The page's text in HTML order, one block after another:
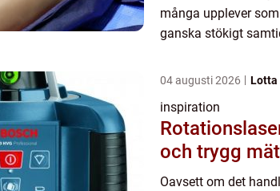
många upplever
ganska stökigt
så lång tid på ...
04 augusti 2026 Lotta
inspiration
och trygg
Oavsett om det